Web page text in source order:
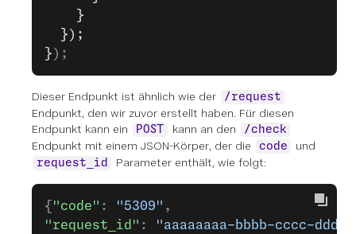
    }
  });
} );
Dieser Endpunkt ist ähnlich wie der /request
Endpunkt, den wir zuvor erstellt haben. Für diesen
Endpunkt kann ein
POST kann an den /check
Endpunkt mit einem JSON-Körper, der die code und
request_id Parameter enthält, wie folgt:
{ "code" : "5309" ,
"request_id" : "aaaaaaaa-bbbb-cccc-dddd-